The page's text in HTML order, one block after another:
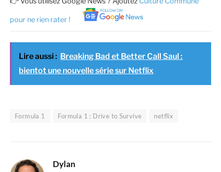
pour ne rien rater !
Lire aussi : Breaking Bad et Better Call Saul :
bientot une nouvelle série sur Netflix
Formula 1 Formula 1 : Drive to Survive netflix
Dylan